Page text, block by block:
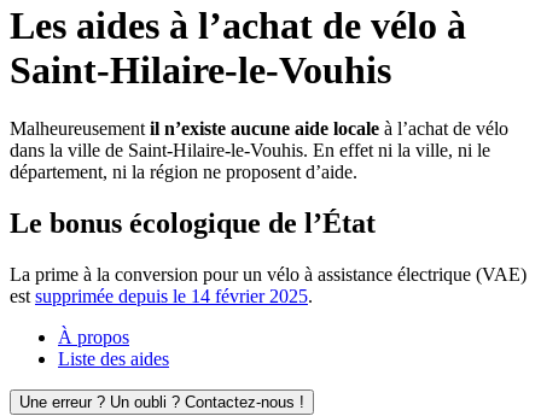
Les aides à l’achat de vélo à
Saint-Hilaire-le-Vouhis
Malheureusement il n’existe aucune aide locale à l’achat de vélo
dans la ville de Saint-Hilaire-le-Vouhis. En effet ni la ville, ni le
département, ni la région ne proposent d’aide.
Le bonus écologique de l’État
La prime à la conversion pour un vélo à assistance électrique (VAE)
est supprimée depuis le 14 février 2025.
À propos
Liste des aides
Une erreur ? Un oubli ? Contactez-nous !